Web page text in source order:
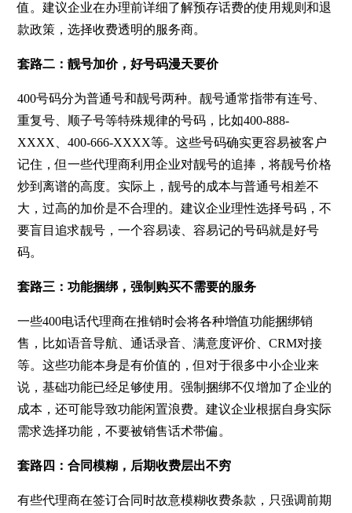
值。建议企业在办理前详细了解预存话费的使用规则和退
款政策，选择收费透明的服务商。
套路二：靓号加价，好号码漫天要价
400号码分为普通号和靓号两种。靓号通常指带有连号、
重复号、顺子号等特殊规律的号码，比如400-888-
XXXX、400-666-XXXX等。这些号码确实更容易被客户
记住，但一些代理商利用企业对靓号的追捧，将靓号价格
炒到离谱的高度。实际上，靓号的成本与普通号相差不
大，过高的加价是不合理的。建议企业理性选择号码，不
要盲目追求靓号，一个容易读、容易记的号码就是好号
码。
套路三：功能捆绑，强制购买不需要的服务
一些400电话代理商在推销时会将各种增值功能捆绑销
售，比如语音导航、通话录音、满意度评价、CRM对接
等。这些功能本身是有价值的，但对于很多中小企业来
说，基础功能已经足够使用。强制捆绑不仅增加了企业的
成本，还可能导致功能闲置浪费。建议企业根据自身实际
需求选择功能，不要被销售话术带偏。
套路四：合同模糊，后期收费层出不穷
有些代理商在签订合同时故意模糊收费条款，只强调前期